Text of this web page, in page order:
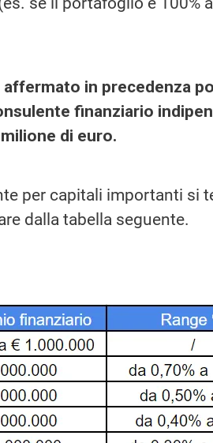
in precedenza
finanziario
di euro.
per capitali importanti si
dalla tabella seguente.